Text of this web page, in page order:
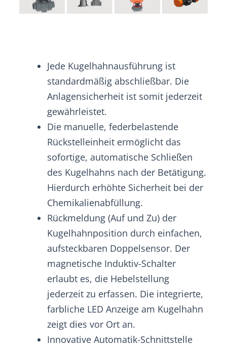
Jede Kugelhahnausführung ist
standardmäßig abschließbar. Die
Anlagensicherheit ist somit jederzeit
gewährleistet.
Die manuelle, federbelastende
Rückstelleinheit ermöglicht das
sofortige, automatische Schließen
des Kugelhahns nach der Betätigung.
Hierdurch erhöhte Sicherheit bei der
Chemikalienabfüllung.
Rückmeldung (Auf und Zu) der
Kugelhahnposition durch einfachen,
aufsteckbaren Doppelsensor. Der
magnetische Induktiv-Schalter
erlaubt es, die Hebelstellung
jederzeit zu erfassen. Die integrierte,
farbliche LED Anzeige am Kugelhahn
zeigt dies vor Ort an.
Innovative Automatik-Schnittstelle